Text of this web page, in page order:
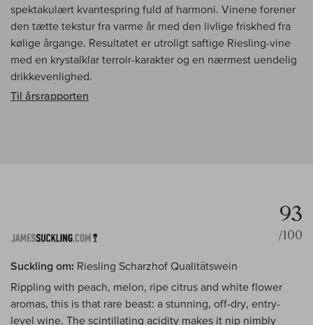
spektakulært kvantespring fuld af harmoni. Vinene forener
den tætte tekstur fra varme år med den livlige friskhed fra
kølige årgange. Resultatet er utroligt saftige Riesling-vine
med en krystalklar terroir-karakter og en nærmest uendelig
drikkevenlighed.
Til årsrapporten
93
/100
Suckling om: Riesling Scharzhof Qualitätswein
Rippling with peach, melon, ripe citrus and white flower
aromas, this is that rare beast: a stunning, off-dry, entry-
level wine. The scintillating acidity makes it nip nimbly